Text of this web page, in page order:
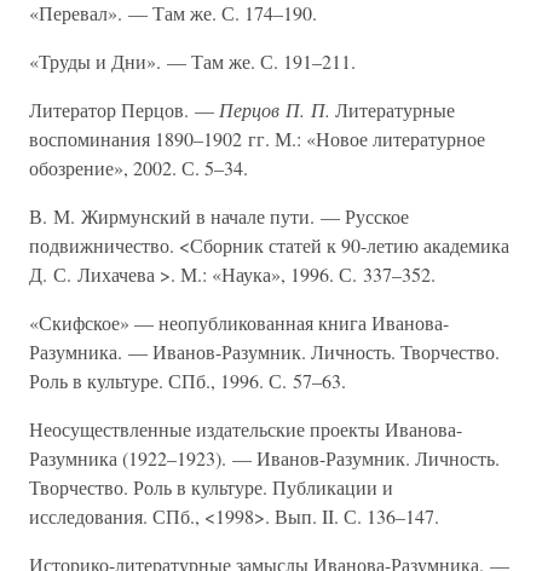
«Перевал». — Там же. С. 174–190.
«Труды и Дни». — Там же. С. 191–211.
Литератор Перцов. — Перцов П. П. Литературные
воспоминания 1890–1902 гг. М.: «Новое литературное
обозрение», 2002. С. 5–34.
В. М. Жирмунский в начале пути. — Русское
подвижничество. <Сборник статей к 90-летию академика
Д. С. Лихачева >. М.: «Наука», 1996. С. 337–352.
«Скифское» — неопубликованная книга Иванова-
Разумника. — Иванов-Разумник. Личность. Творчество.
Роль в культуре. СПб., 1996. С. 57–63.
Неосуществленные издательские проекты Иванова-
Разумника (1922–1923). — Иванов-Разумник. Личность.
Творчество. Роль в культуре. Публикации и
исследования. СПб., <1998>. Вып. II. С. 136–147.
Историко-литературные замыслы Иванова-Разумника. —